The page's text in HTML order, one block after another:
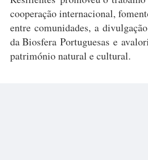
cooperação internacional,
entre comunidades, a
da Biosfera Portuguesas e
património natural e cultural.